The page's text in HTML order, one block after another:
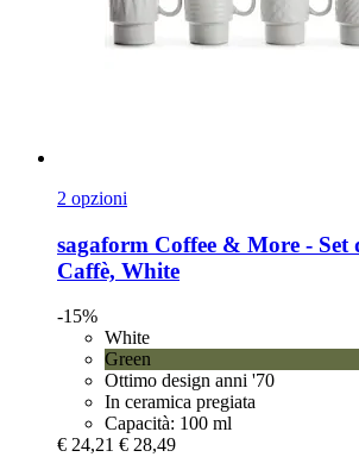
2 opzioni
sagaform Coffee & More -​ Set
Caffè, White
-15%
White
Green
Ottimo design anni '70
In ceramica pregiata
Capacità: 100 ml
€ 24,21 € 28,49